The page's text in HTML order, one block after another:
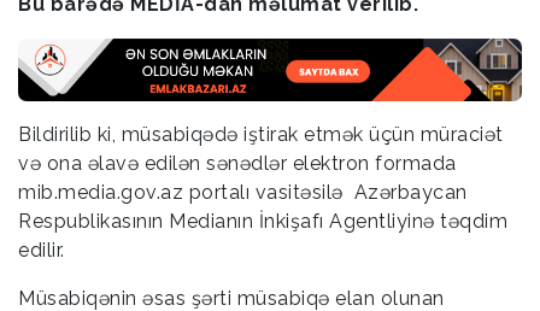
Bildirilib ki, müsabiqədə iştirak etmək üçün müraciət
və ona əlavə edilən sənədlər elektron formada
mib.media.gov.az portalı vasitəsilə Azərbaycan
Respublikasının Medianın İnkişafı Agentliyinə təqdim
edilir.
Müsabiqənin əsas şərti müsabiqə elan olunan